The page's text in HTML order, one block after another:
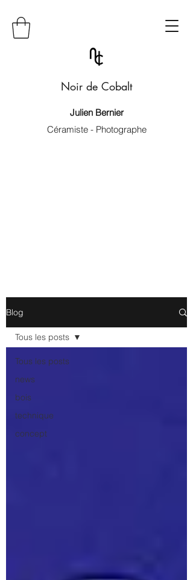
Noir de Cobalt
Julien Bernier
Céramiste - Photographe
Blog
Tous les posts
news
bois
technique
concept
Tous les posts